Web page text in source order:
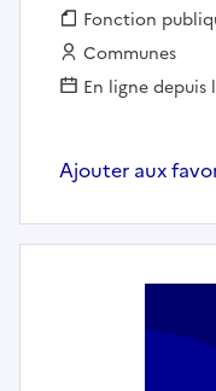
Fonction
Fonction
Employeur :
Communes
En ligne depuis
Ajouter aux